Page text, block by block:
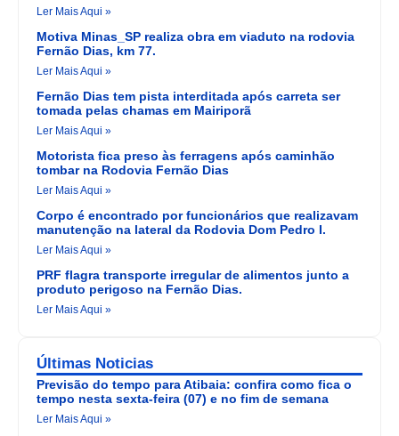
Ler Mais Aqui »
Motiva Minas_SP realiza obra em viaduto na rodovia
Fernão Dias, km 77.
Ler Mais Aqui »
Fernão Dias tem pista interditada após carreta ser
tomada pelas chamas em Mairiporã
Ler Mais Aqui »
Motorista fica preso às ferragens após caminhão
tombar na Rodovia Fernão Dias
Ler Mais Aqui »
Corpo é encontrado por funcionários que realizavam
manutenção na lateral da Rodovia Dom Pedro I.
Ler Mais Aqui »
PRF flagra transporte irregular de alimentos junto a
produto perigoso na Fernão Dias.
Ler Mais Aqui »
Últimas Noticias
Previsão do tempo para Atibaia: confira como fica o
tempo nesta sexta-feira (07) e no fim de semana
Ler Mais Aqui »